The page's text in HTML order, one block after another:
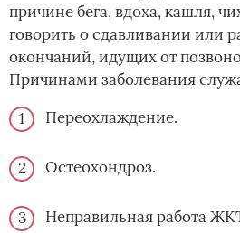
причине бега, вдоха, кашля,
говорить о сдавливании или
окончаний, идущих от
Причинами заболевания
Переохлаждение.
Остеохондроз.
Неправильная работа